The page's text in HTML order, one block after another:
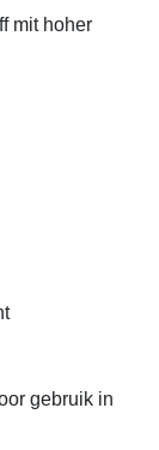
mit hoher
gebruik in